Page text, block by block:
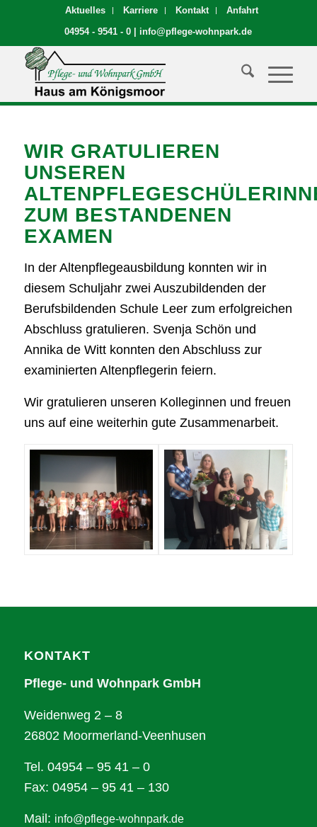
Aktuelles Karriere Kontakt
Anfahrt
04954 - 9541 - 0
info@pflege-wohnpark.de
WIR GRATULIEREN
UNSEREN
ZUM BESTANDENEN
EXAMEN
In der Altenpflegeausbildung konnten wir in
diesem Schuljahr zwei Auszubildenden der
Berufsbildenden Schule Leer zum erfolgreichen
Abschluss gratulieren. Svenja Schön und
Annika de Witt konnten den Abschluss zur
examinierten Altenpflegerin feiern.
Wir gratulieren unseren Kolleginnen und freuen
uns auf eine weiterhin gute Zusammenarbeit.
KONTAKT
Pflege- und Wohnpark GmbH
Weidenweg 2 – 8
26802 Moormerland-Veenhusen
Tel. 04954 – 95 41 – 0
Fax: 04954 – 95 41 – 130
Mail: info@pflege-wohnpark.de